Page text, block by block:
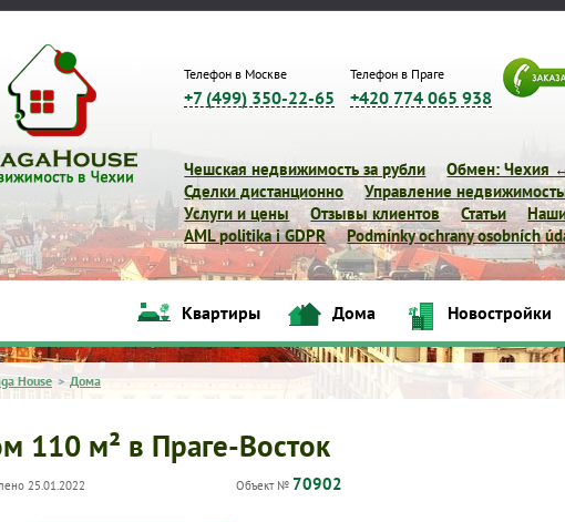
Телефон в Москве
+7 (499) 350-22-65
Телефон в Праге
+420 774 065 938
Чешская недвижимость за рубли
Обмен: Чехия
Сделки дистанционно
Управление
Услуги и цены
Отзывы клиентов Статьи
AML politika i GDPR
Podmínky ochrany osobních
Квартиры Новостройки
Квартиры Дома Новостройки
House > Дома
110 м² в Праге-Восток
25.01.2022 Объект № 70902